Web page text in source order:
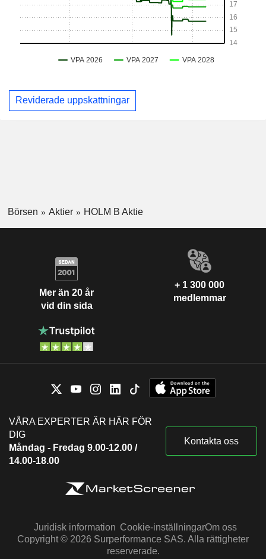
Reviderade uppskattningar
Börsen Aktier HOLM B Aktie
Mer än 20 år
vid din sida
+ 1 300 000
medlemmar
VÅRA EXPERTER ÄR HÄR FÖR
DIG
Måndag - Fredag 9.00-12.00 /
14.00-18.00
Kontakta oss
Juridisk information Cookie-inställningarOm oss
Copyright © 2026 Surperformance SAS. Alla rättigheter
reserverade.